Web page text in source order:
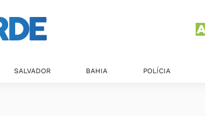
SALVADOR BAHIA POLÍCIA